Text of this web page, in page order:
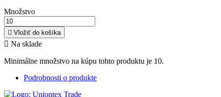
Množstvo
 Vložiť do košíka
 Na sklade
Minimálne množstvo na kúpu tohto produktu je 10.
Podrobnosti o produkte